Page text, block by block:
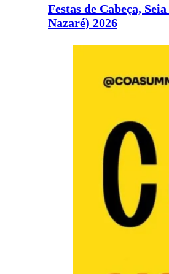
Festas de Cabeça,
Nazaré) 2026